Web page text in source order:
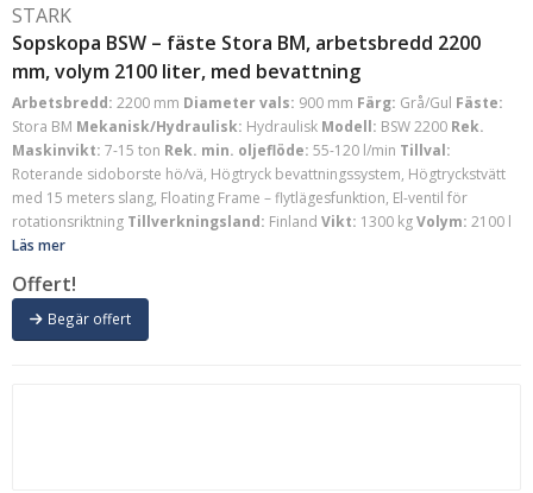
STARK
Sopskopa BSW – fäste Stora BM, arbetsbredd 2200
mm, volym 2100 liter, med bevattning
Arbetsbredd: 2200 mm Diameter vals: 900 mm Färg: Grå/Gul Fäste:
Stora BM Mekanisk/Hydraulisk: Hydraulisk Modell: BSW 2200 Rek.
Maskinvikt: 7-15 ton Rek. min. oljeflöde: 55-120 l/min Tillval:
Roterande sidoborste hö/vä, Högtryck bevattningssystem, Högtryckstvätt
med 15 meters slang, Floating Frame – flytlägesfunktion, El-ventil för
rotationsriktning Tillverkningsland: Finland Vikt: 1300 kgVolym: 2100 l
Läs mer
Offert!
Begär offert